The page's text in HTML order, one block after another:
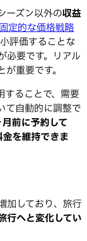
ーズン以外の収益
定的な価格戦略
評価することな
必要です。リアル
重要です。
することで、需要
て自動的に調整で
前に予約して
を維持できま
加しており、旅行
行へと変化してい